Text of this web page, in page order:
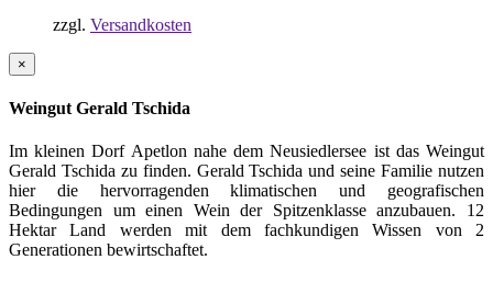
zzgl. Versandkosten
Close
product
view
×
Weingut Gerald Tschida
Im kleinen Dorf Apetlon nahe dem Neusiedlersee ist das Weingut
Gerald Tschida zu finden. Gerald Tschida und seine Familie nutzen
hier die hervorragenden klimatischen und geografischen
Bedingungen um einen Wein der Spitzenklasse anzubauen. 12
Hektar Land werden mit dem fachkundigen Wissen von 2
Generationen bewirtschaftet.